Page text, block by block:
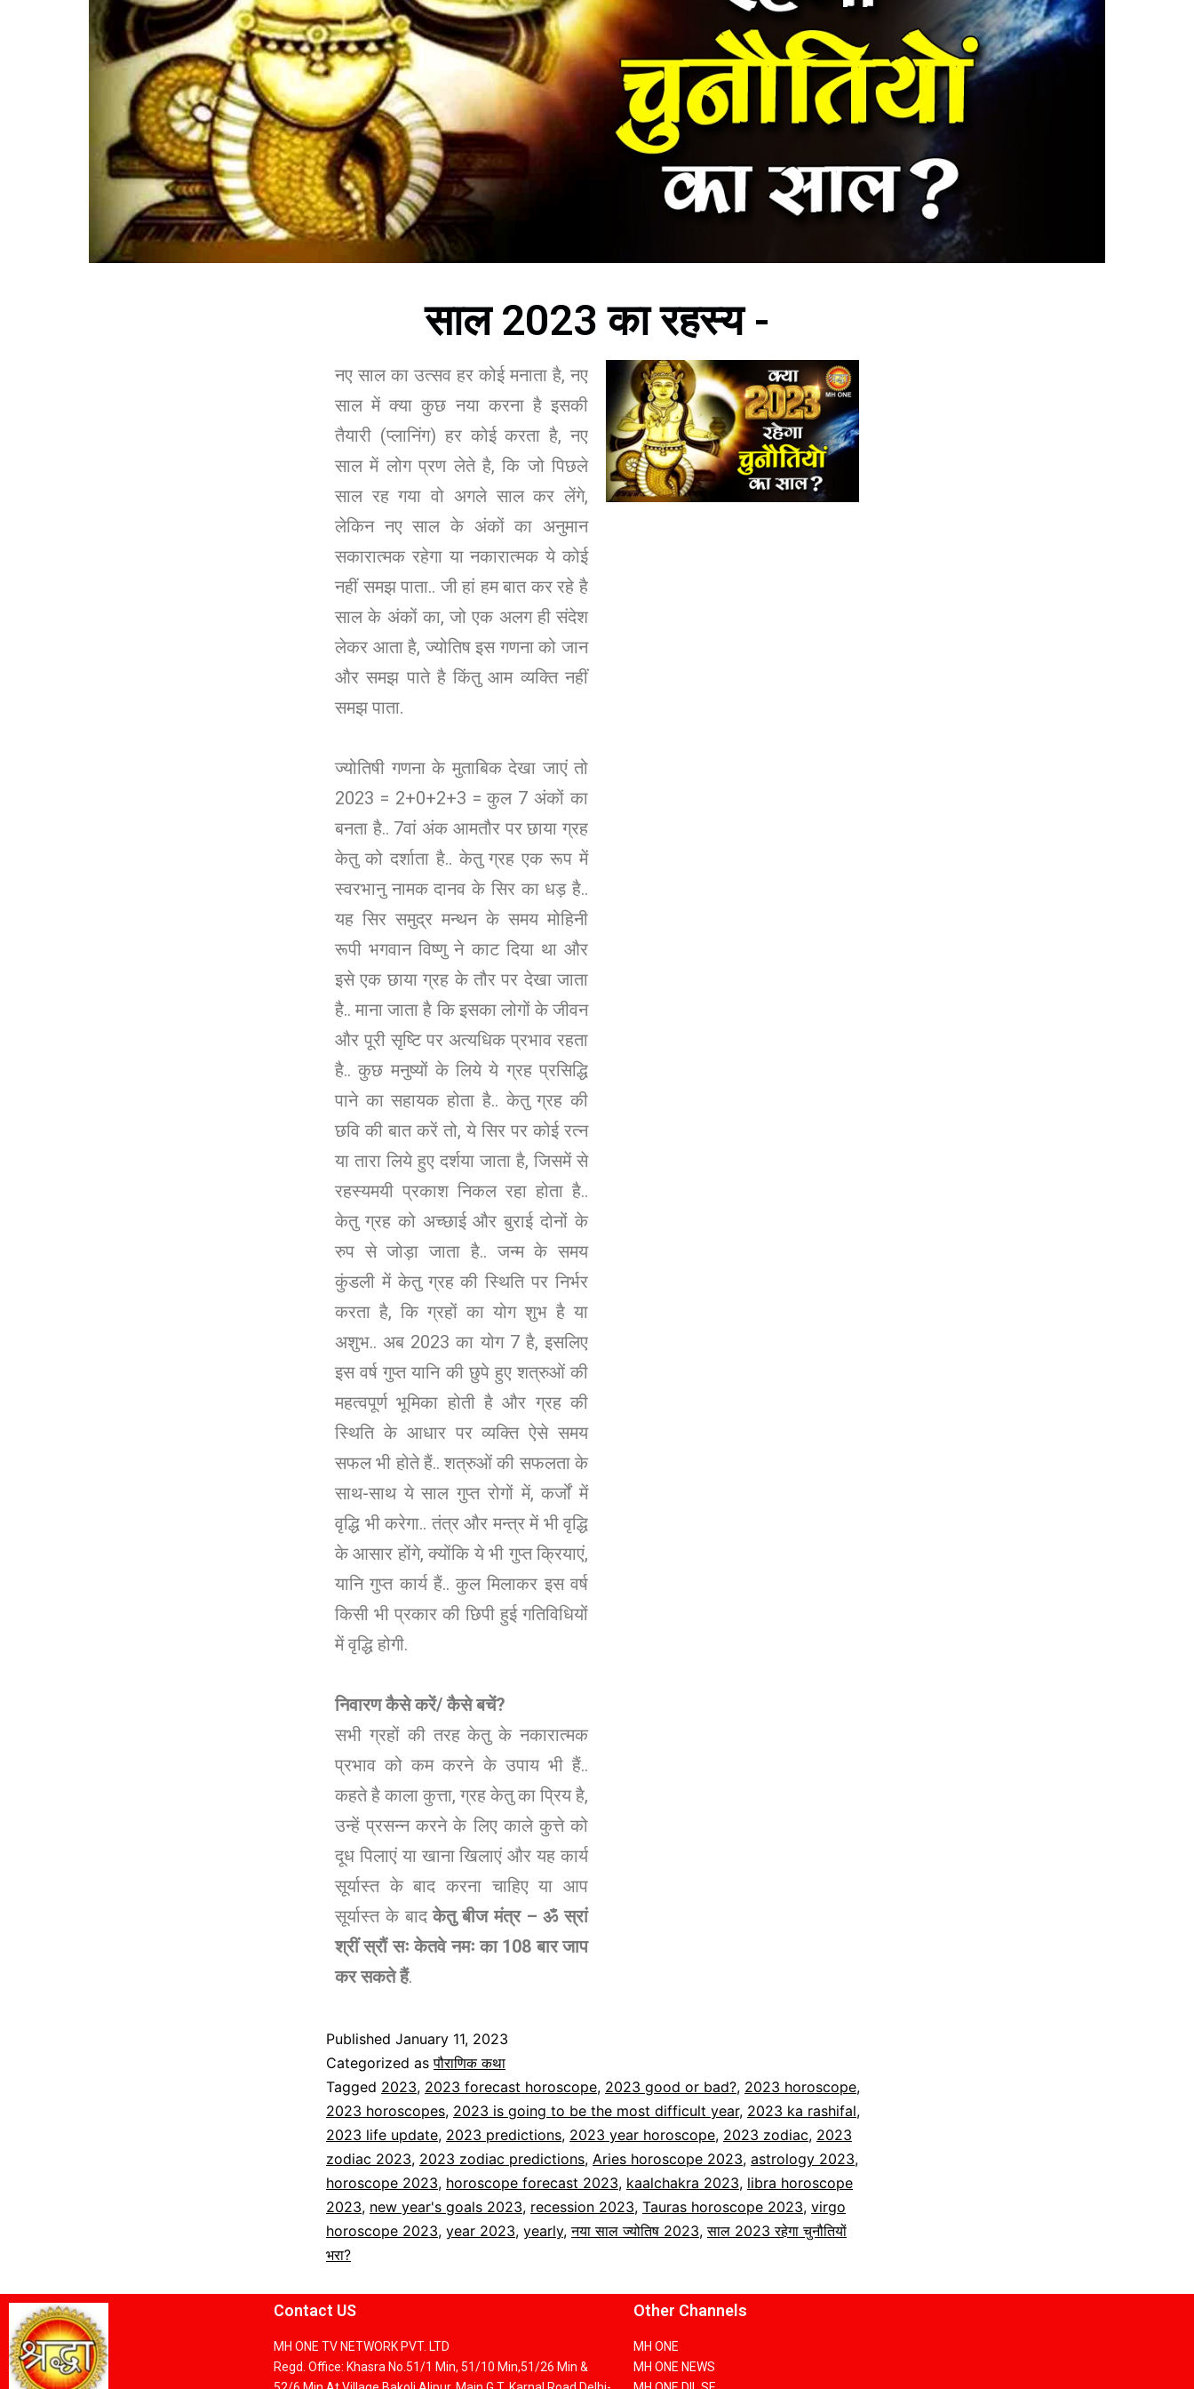
साल 2023 का रहस्य -
नए साल का उत्सव हर कोई मनाता है, नए
साल में क्या कुछ नया करना है इसकी
तैयारी (प्लानिंग) हर कोई करता है, नए
साल में लोग प्रण लेते है, कि जो पिछले
साल रह गया वो अगले साल कर लेंगे,
लेकिन नए साल के अंकों का अनुमान
सकारात्मक रहेगा या नकारात्मक ये कोई
नहीं समझ पाता.. जी हां हम बात कर रहे है
साल के अंकों का, जो एक अलग ही संदेश
लेकर आता है, ज्योतिष इस गणना को जान
और समझ पाते है किंतु आम व्यक्ति नहीं
समझ पाता.
ज्योतिषी गणना के मुताबिक देखा जाएं तो
2023 = 2+0+2+3 = कुल 7 अंकों का
बनता है.. 7वां अंक आमतौर पर छाया ग्रह
केतु को दर्शाता है.. केतु ग्रह एक रूप में
स्वरभानु नामक दानव के सिर का धड़ है..
यह सिर समुद्र मन्थन के समय मोहिनी
रूपी भगवान विष्णु ने काट दिया था और
इसे एक छाया ग्रह के तौर पर देखा जाता
है.. माना जाता है कि इसका लोगों के जीवन
और पूरी सृष्टि पर अत्यधिक प्रभाव रहता
है.. कुछ मनुष्यों के लिये ये ग्रह प्रसिद्धि
पाने का सहायक होता है.. केतु ग्रह की
छवि की बात करें तो, ये सिर पर कोई रत्न
या तारा लिये हुए दर्शया जाता है, जिसमें से
रहस्यमयी प्रकाश निकल रहा होता है..
केतु ग्रह को अच्छाई और बुराई दोनों के
रुप से जोड़ा जाता है.. जन्म के समय
कुंडली में केतु ग्रह की स्थिति पर निर्भर
करता है, कि ग्रहों का योग शुभ है या
अशुभ.. अब 2023 का योग 7 है, इसलिए
इस वर्ष गुप्त यानि की छुपे हुए शत्रुओं की
महत्वपूर्ण भूमिका होती है और ग्रह की
स्थिति के आधार पर व्यक्ति ऐसे समय
सफल भी होते हैं.. शत्रुओं की सफलता के
साथ-साथ ये साल गुप्त रोगों में, कर्जों में
वृद्धि भी करेगा.. तंत्र और मन्त्र में भी वृद्धि
के आसार होंगे, क्योंकि ये भी गुप्त क्रियाएं,
यानि गुप्त कार्य हैं.. कुल मिलाकर इस वर्ष
किसी भी प्रकार की छिपी हुई गतिविधियों
में वृद्धि होगी.
निवारण कैसे करें/ कैसे बचें?
सभी ग्रहों की तरह केतु के नकारात्मक
प्रभाव को कम करने के उपाय भी हैं..
कहते है काला कुत्ता, ग्रह केतु का प्रिय है,
उन्हें प्रसन्न करने के लिए काले कुत्ते को
दूध पिलाएं या खाना खिलाएं और यह कार्य
सूर्यास्त के बाद करना चाहिए या आप
सूर्यास्त के बादकेतु बीज मंत्र – ॐ स्रां
श्रीं स्रौं सः केतवे नमः का 108 बार जाप
कर सकते हैं.
Published January 11, 2023
Categorized asपौराणिक कथा
Tagged 2023, 2023 forecast horoscope, 2023 good or bad?, 2023 horoscope,
2023 horoscopes, 2023 is going to be the most difficult year, 2023 ka rashifal,
2023 life update, 2023 predictions, 2023 year horoscope, 2023 zodiac, 2023
zodiac 2023, 2023 zodiac predictions, Aries horoscope 2023, astrology 2023,
horoscope 2023, horoscope forecast 2023, kaalchakra 2023, libra horoscope
2023, new year's goals 2023, recession 2023, Tauras horoscope 2023, virgo
horoscope 2023, year 2023, yearly,नया साल ज्योतिष 2023,साल 2023 रहेगा चुनौतियों
भरा?
Contact US
MH ONE TV NETWORK PVT. LTD
Regd. Office: Khasra No.51/1 Min, 51/10 Min,51/26 Min &
Other Channels
MH ONE
MH ONE NEWS